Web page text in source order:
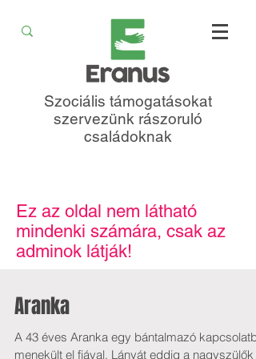
Szociális támogatásokat
szervezünk rászoruló
családoknak
Ez az oldal nem látható
mindenki számára, csak az
adminok látják!
Aranka
A 43 éves Aranka egy bántalmazó
menekült el fiával. Lányát eddig a nagyszülők